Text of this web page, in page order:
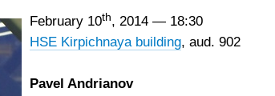
February 10th, 2014 — 18:30
HSE Kirpichnaya building, aud. 902
Pavel Andrianov